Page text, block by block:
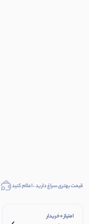
قیمت بهتری سراغ دارید ، اعلام کنید
امتیاز 0 خریدار